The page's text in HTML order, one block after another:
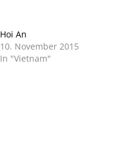
Hoi An
10. November 2015
In "Vietnam"